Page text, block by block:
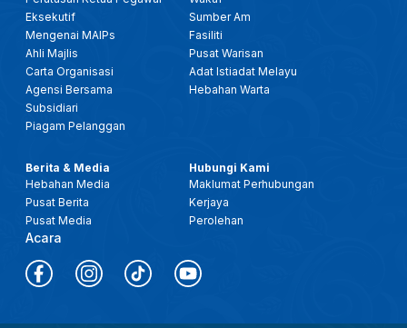
Eksekutif
Mengenai MAIPs
Ahli Majlis
Carta Organisasi
Agensi Bersama
Subsidiari
Piagam Pelanggan
Sumber Am
Fasiliti
Pusat Warisan
Adat Istiadat Melayu
Hebahan Warta
Berita & Media
Hebahan Media
Pusat Berita
Pusat Media
Acara
Hubungi Kami
Maklumat Perhubungan
Kerjaya
Perolehan